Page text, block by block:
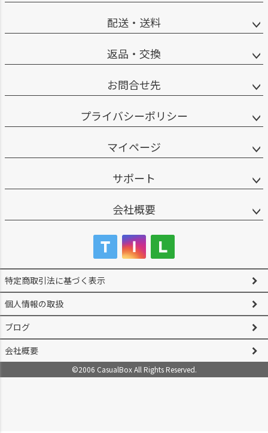
配送・送料
返品・交換
お問合せ先
プライバシーポリシー
マイページ
サポート
会社概要
特定商取引法に基づく表示
個人情報の取扱
ブログ
会社概要
©2006 CasualBox All Rights Reserved.